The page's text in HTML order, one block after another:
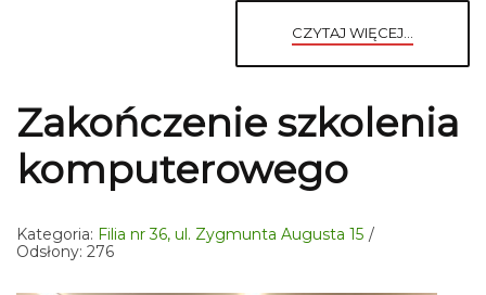
CZYTAJ WIĘCEJ...
Zakończenie szkolenia
komputerowego
Kategoria: Filia nr 36, ul. Zygmunta Augusta 15
Odsłony: 276